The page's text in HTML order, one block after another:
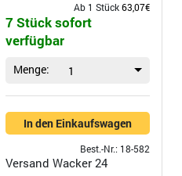
Ab 1 Stück63,07€
7 Stück sofort
verfügbar
Menge: 1
In den Einkaufswagen
Best.-Nr.: 18-582
Versand Wacker 24